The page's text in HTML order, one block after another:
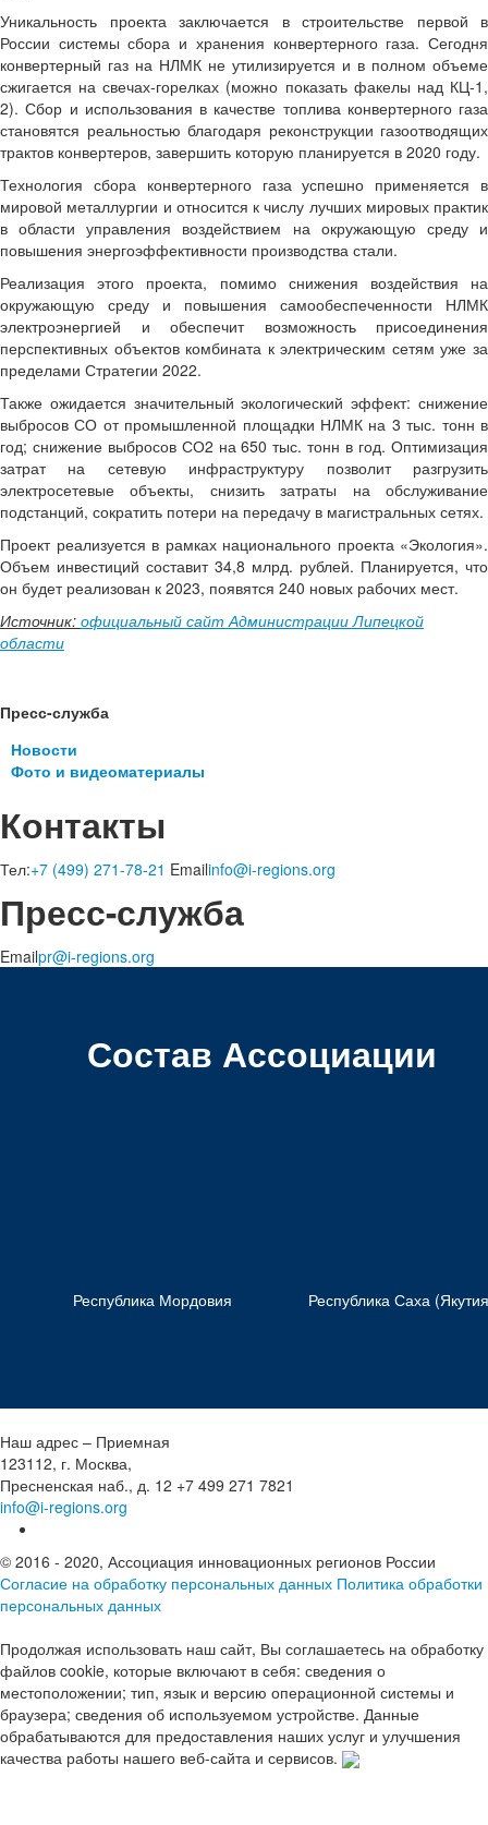
Уникальность проекта заключается в строительстве первой в
России системы сбора и хранения конвертерного газа. Сегодня
конвертерный газ на НЛМК не утилизируется и в полном объеме
сжигается на свечах-горелках (можно показать факелы над КЦ-1,
2). Сбор и использования в качестве топлива конвертерного газа
становятся реальностью благодаря реконструкции газоотводящих
трактов конвертеров, завершить которую планируется в 2020 году.
Технология сбора конвертерного газа успешно применяется в
мировой металлургии и относится к числу лучших мировых практик
в области управления воздействием на окружающую среду и
повышения энергоэффективности производства стали.
Реализация этого проекта, помимо снижения воздействия на
окружающую среду и повышения самообеспеченности НЛМК
электроэнергией и обеспечит возможность присоединения
перспективных объектов комбината к электрическим сетям уже за
пределами Стратегии 2022.
Также ожидается значительный экологический эффект: снижение
выбросов СО от промышленной площадки НЛМК на 3 тыс. тонн в
год; снижение выбросов СО2 на 650 тыс. тонн в год. Оптимизация
затрат на сетевую инфраструктуру позволит разгрузить
электросетевые объекты, снизить затраты на обслуживание
подстанций, сократить потери на передачу в магистральных сетях.
Проект реализуется в рамках национального проекта «Экология».
Объем инвестиций составит 34,8 млрд. рублей. Планируется, что
он будет реализован к 2023, появятся 240 новых рабочих мест.
Источник: официальный сайт Администрации Липецкой
области
Пресс-служба
Новости
Фото и видеоматериалы
Контакты
Тел:+7 (499) 271-78-21 Emailinfo@i-regions.org
Пресс-служба
Emailpr@i-regions.org
Состав Ассоциации
Республика Мордовия Республика Саха
Наш адрес – Приемная
123112, г. Москва,
Пресненская наб., д. 12 +7 499 271 7821
info@i-regions.org
© 2016 - 2020, Ассоциация инновационных регионов России
Согласие на обработку персональных данных Политика обработки
персональных данных
Продолжая использовать наш сайт, Вы соглашаетесь на обработку
файлов cookie, которые включают в себя: сведения о
местоположении; тип, язык и версию операционной системы и
браузера; сведения об используемом устройстве. Данные
обрабатываются для предоставления наших услуг и улучшения
качества работы нашего веб-сайта и сервисов.